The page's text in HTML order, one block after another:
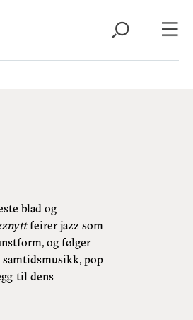
blad og
feirer jazz som
og følger
pop
til dens